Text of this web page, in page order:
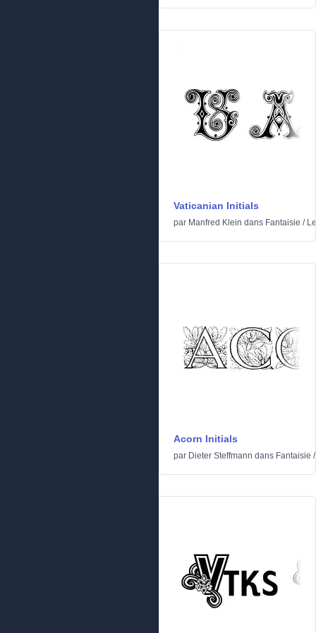
Vaticanian Initials
par Manfred Klein dans Fantaisie /
Acorn Initials
par Dieter Steffmann dans Fantaisie